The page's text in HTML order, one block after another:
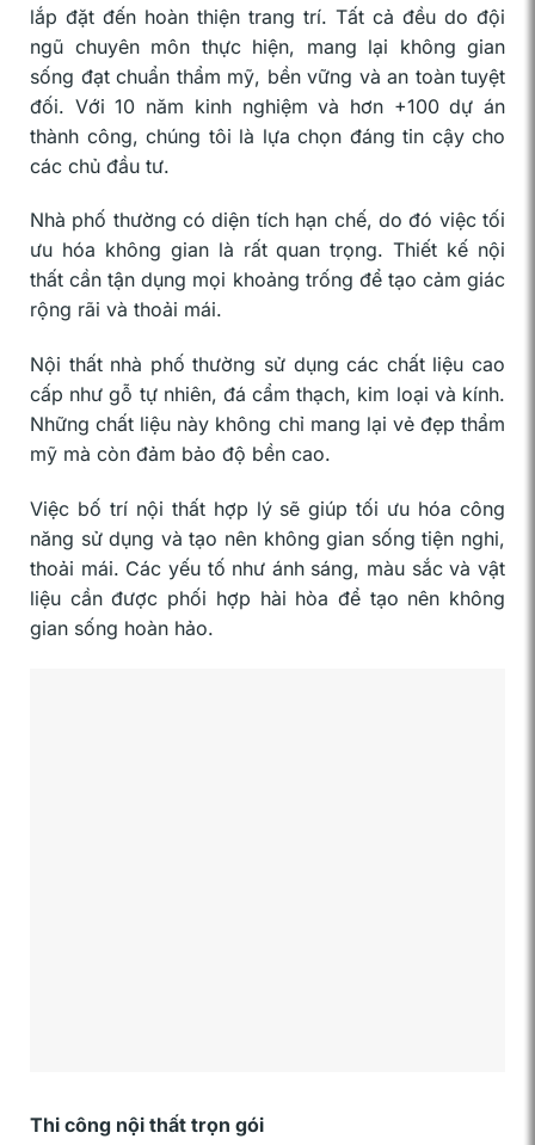
lắp đặt đến hoàn thiện trang trí. Tất cả đều do đội
ngũ chuyên môn thực hiện, mang lại không gian
sống đạt chuẩn thẩm mỹ, bền vững và an toàn tuyệt
đối. Với 10 năm kinh nghiệm và hơn +100 dự án
thành công, chúng tôi là lựa chọn đáng tin cậy cho
các chủ đầu tư.
Nhà phố thường có diện tích hạn chế, do đó việc tối
ưu hóa không gian là rất quan trọng. Thiết kế nội
thất cần tận dụng mọi khoảng trống để tạo cảm giác
rộng rãi và thoải mái.
Nội thất nhà phố thường sử dụng các chất liệu cao
cấp như gỗ tự nhiên, đá cẩm thạch, kim loại và kính.
Những chất liệu này không chỉ mang lại vẻ đẹp thẩm
mỹ mà còn đảm bảo độ bền cao.
Việc bố trí nội thất hợp lý sẽ giúp tối ưu hóa công
năng sử dụng và tạo nên không gian sống tiện nghi,
thoải mái. Các yếu tố như ánh sáng, màu sắc và vật
liệu cần được phối hợp hài hòa để tạo nên không
gian sống hoàn hảo.
Thi công nội thất trọn gói